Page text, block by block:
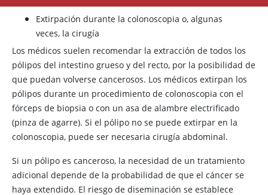
Extirpación durante la colonoscopia o, algunas
veces, la cirugía
Los médicos suelen recomendar la extracción de todos los
pólipos del intestino grueso y del recto, por la posibilidad de
que puedan volverse cancerosos. Los médicos extirpan los
pólipos durante un procedimiento de colonoscopia con el
fórceps de biopsia o con un asa de alambre electrificado
(pinza de agarre). Si el pólipo no se puede extirpar en la
colonoscopia, puede ser necesaria cirugía abdominal.
Si un pólipo es canceroso, la necesidad de un tratamiento
adicional depende de la probabilidad de que el cáncer se
haya extendido. El riesgo de diseminación se establece